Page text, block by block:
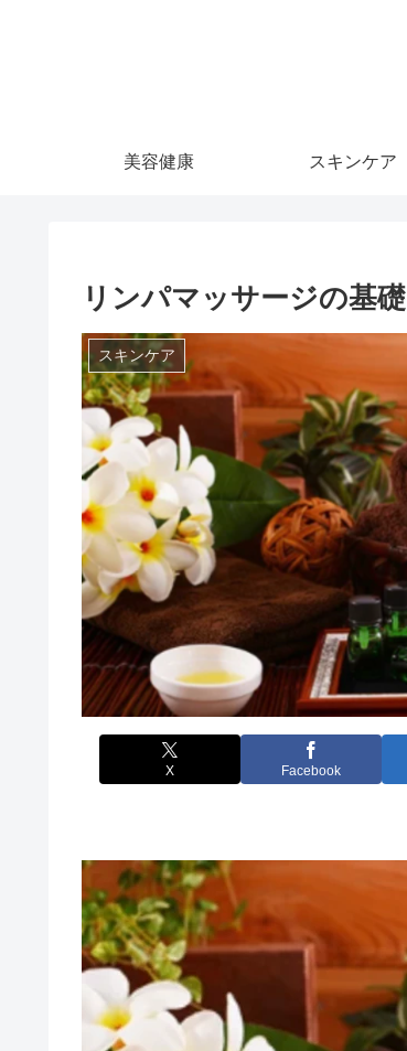
美容健康 スキンケア
リンパマッサージの基礎
スキンケア
X Facebook